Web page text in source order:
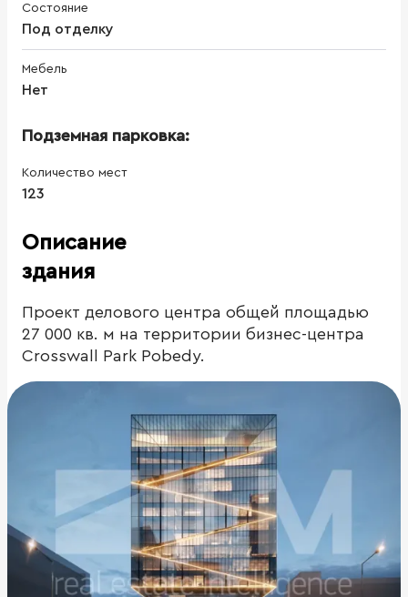
Состояние
Под отделку
Мебель
Нет
Подземная парковка:
Количество мест
123
Описание
здания
Проект делового центра общей площадью
27 000 кв. м на территории бизнес-центра
Crosswall Park Pobedy.